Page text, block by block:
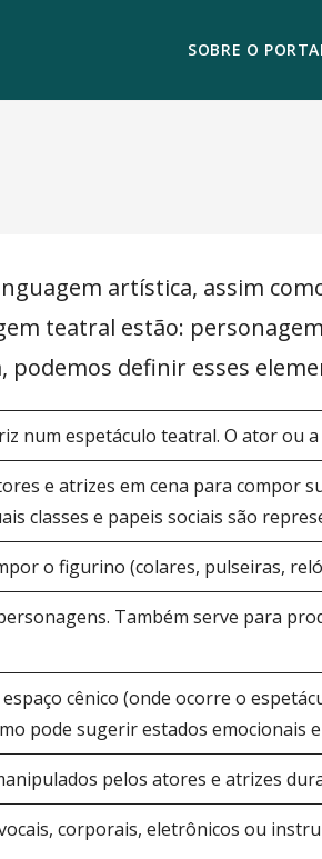
SOBRE O
artística, assim
teatral estão:
definir esses
num espetáculo teatral. O ator ou
e atrizes em cena para compor
classes e papeis sociais são
o figurino (colares, pulseiras,
Também serve para
cênico (onde ocorre o
pode sugerir estados emocionais
pelos atores e atrizes
corporais, eletrônicos ou